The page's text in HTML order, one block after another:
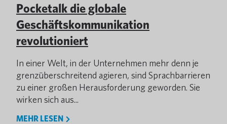
Pocketalk die globale
Geschäftskommunikation
revolutioniert
In einer Welt, in der Unternehmen mehr denn je
grenzüberschreitend agieren, sind Sprachbarrieren
zu einer großen Herausforderung geworden. Sie
wirken sich aus...
MEHR LESEN